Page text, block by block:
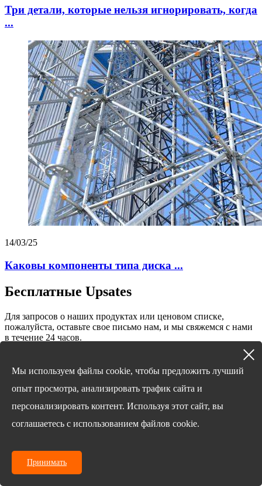
Три детали, которые нельзя игнорировать, когда
...
14/03/25
Каковы компоненты типа диска ...
Бесплатные Upsates
Для запросов о наших продуктах или ценовом списке,
пожалуйста, оставьте свое письмо нам, и мы свяжемся с нами
в течение 24 часов.
Chinese
French
German
Russian
Japanese
Korean
Мы используем файлы cookie, чтобы предложить лучший
опыт просмотра, анализировать трафик сайта и
персонализировать контент. Используя этот сайт, вы
соглашаетесь с использованием файлов cookie.
Принимать